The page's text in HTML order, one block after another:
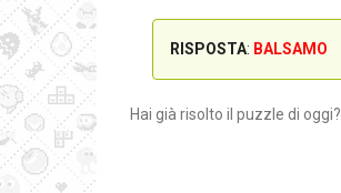
RISPOSTA: BALSAMO
Hai già risolto il puzzle di